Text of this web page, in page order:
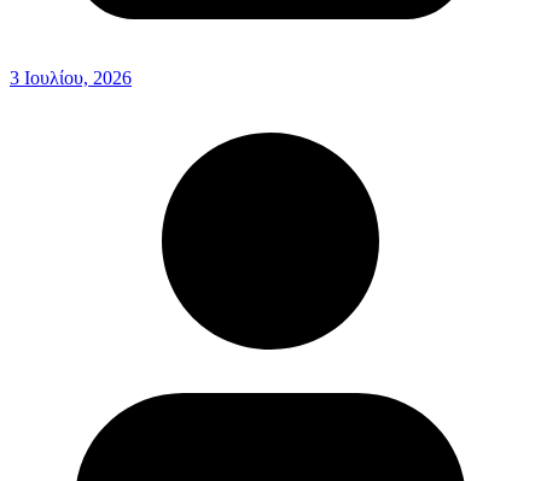
3 Ιουλίου, 2026